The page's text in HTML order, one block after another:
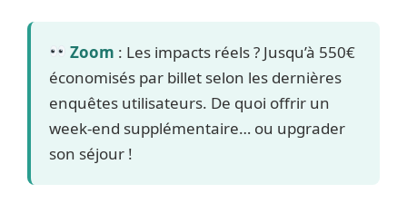
Zoom : Les impacts réels ? Jusqu’à 550€
économisés par billet selon les dernières
enquêtes utilisateurs. De quoi offrir un
week-end supplémentaire… ou upgrader
son séjour !